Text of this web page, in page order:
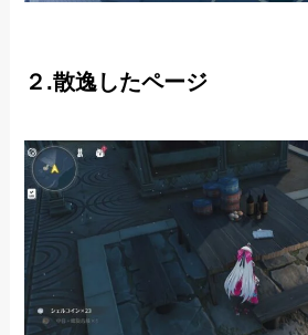
２.散逸したページ